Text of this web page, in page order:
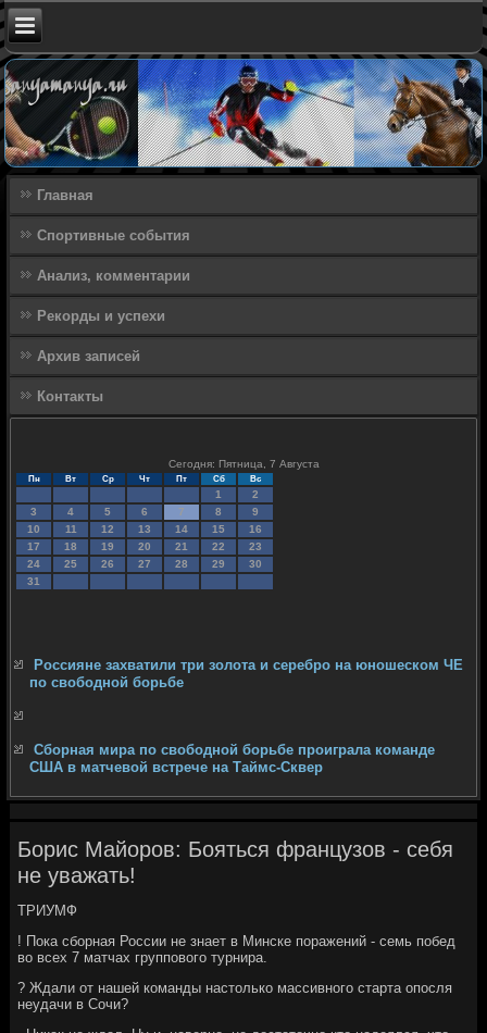
Главная
Спортивные события
Анализ, комментарии
Рекорды и успехи
Архив записей
Контакты
Сегодня: Пятница, 7 Августа
Пн Вт Ср Чт Пт Сб Вс
1
2
3
4 5 6 7 8
9
10
11 12 13 14 15
16
17
18 19 20 21 22
23
24
25 26 27 28 29
30
31
Россияне захватили три золота и серебро на юношеском ЧЕ
по свободной борьбе
Сборная мира по свободной борьбе проиграла команде
США в матчевой встрече на Таймс-Сквер
Борис Майоров: Бояться французов - себя
не уважать!
ТРИУМФ
! Пока сборная России не знает в Минске поражений - семь побед
во всех 7 матчах группового турнира.
? Ждали от нашей команды настолько массивного старта опосля
неудачи в Сочи?